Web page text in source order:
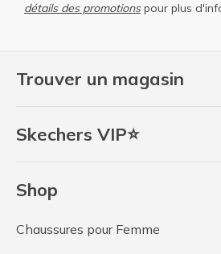
Trouver un magasin
Skechers VIP⭐
Shop
Chaussures pour Femme
détails des promotionspour plus